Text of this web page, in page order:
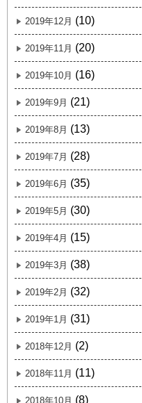
2019年12月 (10)
2019年11月 (20)
2019年10月 (16)
2019年9月 (21)
2019年8月 (13)
2019年7月 (28)
2019年6月 (35)
2019年5月 (30)
2019年4月 (15)
2019年3月 (38)
2019年2月 (32)
2019年1月 (31)
2018年12月 (2)
2018年11月 (11)
2018年10月 (8)